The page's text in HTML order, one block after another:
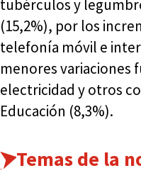
tubérculos y
(15,2%), por los
telefonía móvil e
menores variaciones
electricidad y otros
Educación (8,3%).
Temas de la